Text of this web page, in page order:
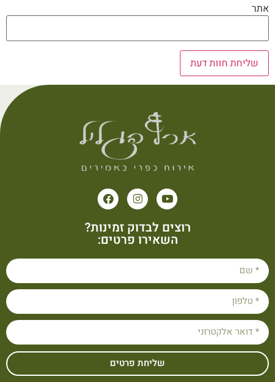
אתר
רוצים לבדוק זמינות?
השאירו פרטים:
שליחת פרטים